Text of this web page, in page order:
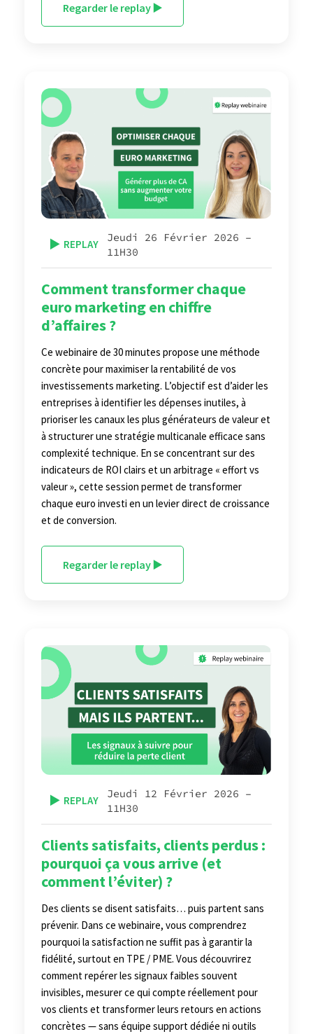
Regarder le replay ▶️
▶️ REPLAY
Jeudi 26 Février 2026 –
11H30
Comment transformer chaque
euro marketing en chiffre
d’affaires ?
Ce webinaire de 30 minutes propose une méthode
concrète pour maximiser la rentabilité de vos
investissements marketing. L’objectif est d’aider les
entreprises à identifier les dépenses inutiles, à
prioriser les canaux les plus générateurs de valeur et
à structurer une stratégie multicanale efficace sans
complexité technique. En se concentrant sur des
indicateurs de ROI clairs et un arbitrage « effort vs
valeur », cette session permet de transformer
chaque euro investi en un levier direct de croissance
et de conversion.
Regarder le replay ▶️
▶️ REPLAY
Jeudi 12 Février 2026 –
11H30
Clients satisfaits, clients perdus :
pourquoi ça vous arrive (et
comment l’éviter) ?
Des clients se disent satisfaits… puis partent sans
prévenir. Dans ce webinaire, vous comprendrez
pourquoi la satisfaction ne suffit pas à garantir la
fidélité, surtout en TPE / PME. Vous découvrirez
comment repérer les signaux faibles souvent
invisibles, mesurer ce qui compte réellement pour
vos clients et transformer leurs retours en actions
concrètes — sans équipe support dédiée ni outils